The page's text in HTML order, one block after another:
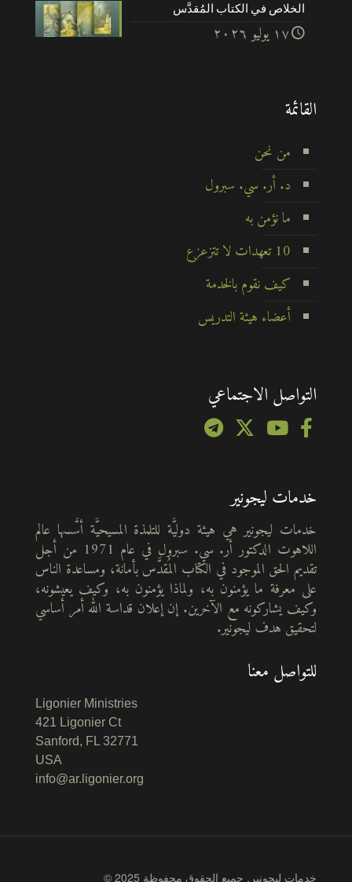
الخلاص في الكتاب المُقدَّس
۱۷ يوليو ۲۰۲٦
القائمة
من نحن
د. أر. سي. سبرول
ما نؤمن به
10 تعهدات لا تتزعزع
كيف نقوم بالخدمة
أعضاء هيئة التدريس
التواصل الاجتماعي
خدمات ليجونير
خدمات ليجونير هي هيئة دوليَّة للتلمذة المسيحيَّة أسَّسها عالم
اللاهوت الدكتور أر. سي. سبرول في عام 1971 من أجل
تقديم الحق الموجود في الكتاب المُقدَّس بأمانة، ومساعدة الناس
على معرفة ما يؤمنون به، ولماذا يؤمنون به، وكيف يعيشونه،
وكيف يشاركونه مع الآخرين. إن إعلان قداسة الله أمر أساسي
لتحقيق هدف ليجونير.
للتواصل معنا
Ligonier Ministries
421 Ligonier Ct
Sanford, FL 32771
USA
info@ar.ligonier.org
© 2025 خدمات ليجونير. جميع الحقوق محفوظة